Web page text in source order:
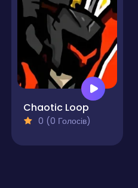
Chaotic Loop
0 (0 Голосів)